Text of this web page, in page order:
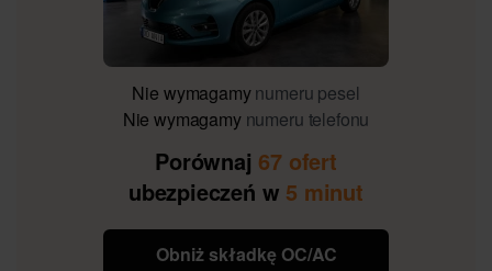
Nie wymagamynumeru pesel
Nie wymagamynumeru telefonu
Porównaj 67 ofert
ubezpieczeń w 5 minut
Obniż składkę OC/AC